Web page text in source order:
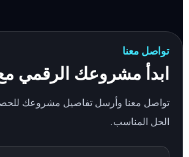
تواصل معنا
ابدأ مشروعك الرقمي
تواصل معنا وأرسل تفاصيل مشروعك
الحل المناسب.